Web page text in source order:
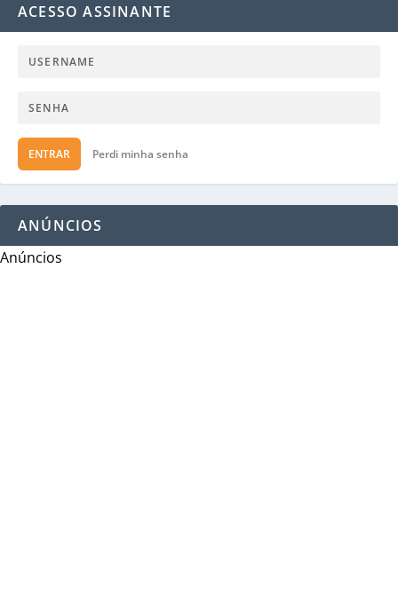
ACESSO ASSINANTE
ENTRAR Perdi minha senha
ANÚNCIOS
Anúncios